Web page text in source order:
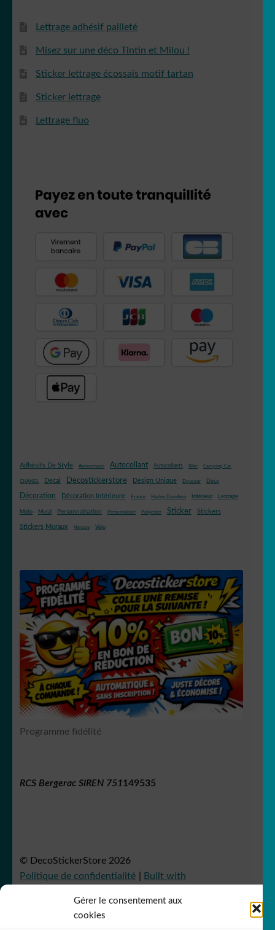
Gérer le consentement aux
cookies
Lettrage adhésif pailleté
Misez sur une déco Tintin et Milou !
Sticker lettrage écossais motif tartan
Sticker lettrage
Lettrage fluo
Adhésifs De Style Anniversaire Autocollant Autocollants Bike Camping-Car
CHANEL Decal Decostickerstore Design Unique Douceur Déco
Décoration Décoration Intérieure France Harley Davidson Intérieur Lettrage
Moto Mural Personnalisation Personnaliser Polyester Sticker Stickers
Stickers Muraux Versace Vélo
Programme fidélité
RCS Bergerac SIREN 751149535
© DecoStickerStore 2026
Politique de confidentialité
Built with